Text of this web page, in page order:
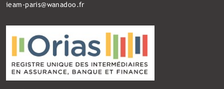
ieam-paris@wanadoo.fr